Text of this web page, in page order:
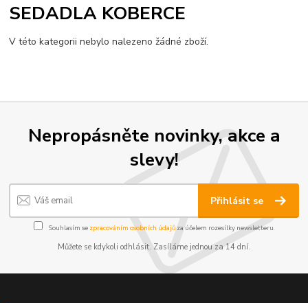
SEDADLA KOBERCE
V této kategorii nebylo nalezeno žádné zboží.
Nepropásněte novinky, akce a
slevy!
Přihlásit se
Souhlasím se zpracováním osobních údajůza účelem rozesílky newsletteru.
Můžete se kdykoli odhlásit. Zasíláme jednou za 14 dní.